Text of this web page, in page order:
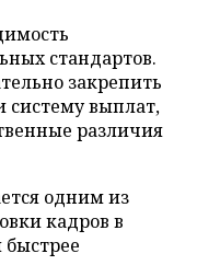
стандартов.
закрепить
систему выплат,
различия
одним из
кадров в